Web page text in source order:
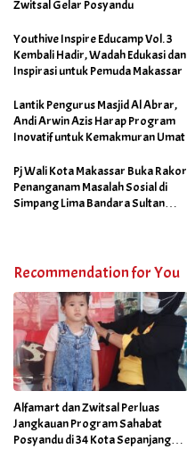
Zwitsal Gelar Posyandu
Youthive Inspire Educamp Vol. 3
Kembali Hadir, Wadah Edukasi dan
Inspirasi untuk Pemuda Makassar
Lantik Pengurus Masjid Al Abrar,
Andi Arwin Azis Harap Program
Inovatif untuk Kemakmuran Umat
Pj Wali Kota Makassar Buka Rakor
Penanganam Masalah Sosial di
Simpang Lima Bandara Sultan
Recommendation for You
Alfamart dan Zwitsal Perluas
Jangkauan Program Sahabat
Posyandu di 34 Kota Sepanjang